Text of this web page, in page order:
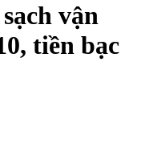
vận
tiền bạc